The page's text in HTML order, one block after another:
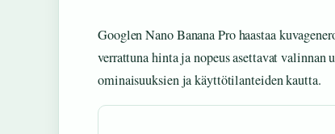
Googlen Nano Banana Pro haastaa
verrattuna hinta ja nopeus asettavat
ominaisuuksien ja käyttötilanteiden kautta.